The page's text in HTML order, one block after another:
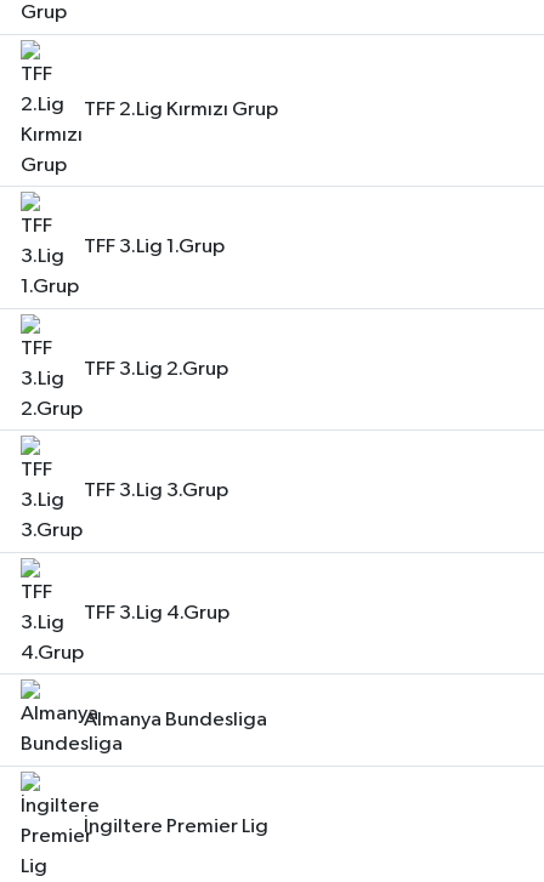
TFF 2.Lig Kırmızı Grup
TFF 3.Lig 1.Grup
TFF 3.Lig 2.Grup
TFF 3.Lig 3.Grup
TFF 3.Lig 4.Grup
Almanya Bundesliga
İngiltere Premier Lig